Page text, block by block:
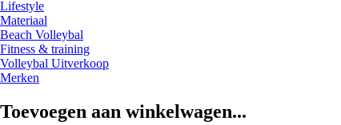
Lifestyle
Materiaal
Beach Volleybal
Fitness & training
Volleybal Uitverkoop
Merken
Toevoegen aan winkelwagen...